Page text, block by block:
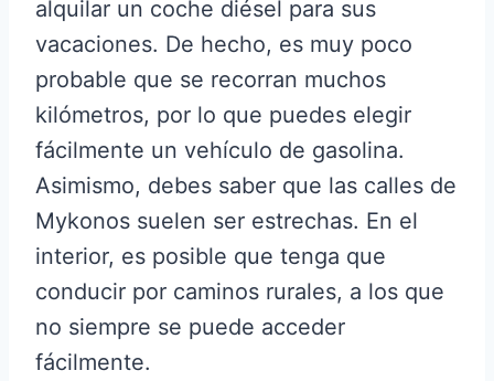
alquilar un coche diésel para sus
vacaciones. De hecho, es muy poco
probable que se recorran muchos
kilómetros, por lo que puedes elegir
fácilmente un vehículo de gasolina.
Asimismo, debes saber que las calles de
Mykonos suelen ser estrechas. En el
interior, es posible que tenga que
conducir por caminos rurales, a los que
no siempre se puede acceder
fácilmente.